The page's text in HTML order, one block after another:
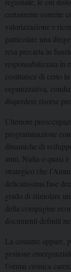
certamente corrette
valorizzazione e
particolare una
resa precaria in
responsabilizzata in
costituisce di certo
organizzativa,
disperdere risorse
Ulteriore
programmazione
dinamiche di
anni. Nulla o quasi
strategico che
delicatissima fase
grado di stimolare
della compagine
documenti definiti
La costante appare,
gestione
l’ormai cronica